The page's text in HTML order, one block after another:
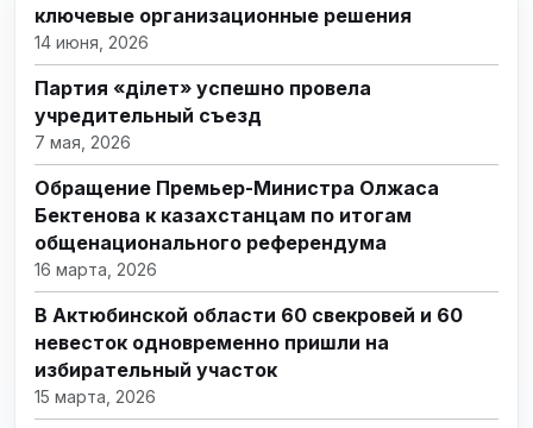
ключевые организационные решения
14 июня, 2026
Партия «Әділет» успешно провела
учредительный съезд
7 мая, 2026
Обращение Премьер-Министра Олжаса
Бектенова к казахстанцам по итогам
общенационального референдума
16 марта, 2026
В Актюбинской области 60 свекровей и 60
невесток одновременно пришли на
избирательный участок
15 марта, 2026